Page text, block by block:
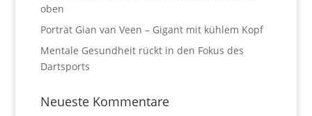
oben
Porträt Gian van Veen – Gigant mit kühlem Kopf
Mentale Gesundheit rückt in den Fokus des
Dartsports
Neueste Kommentare